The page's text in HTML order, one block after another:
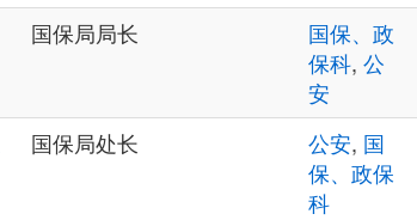
国保局局长
国保、政
保科, 公
安
国保局处长 公安, 国
保、政保
科